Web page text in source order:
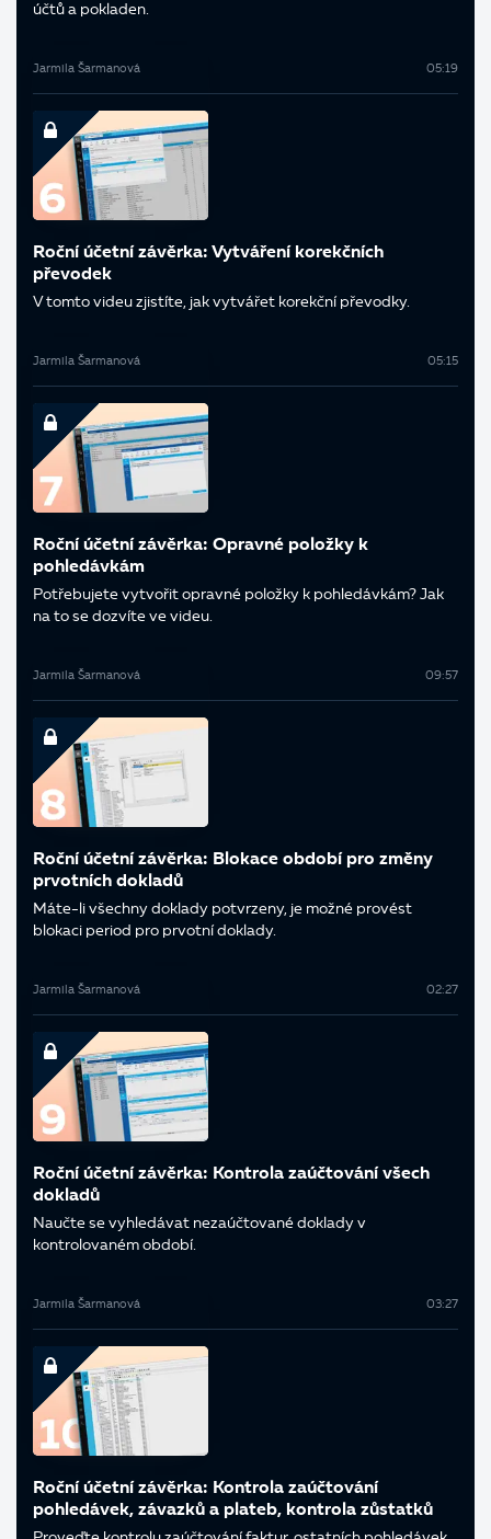
účtů a pokladen.
Jarmila Šarmanová 05:19
Roční účetní závěrka: Vytváření korekčních
převodek
V tomto videu zjistíte, jak vytvářet korekční převodky.
Jarmila Šarmanová 05:15
Roční účetní závěrka: Opravné položky k
pohledávkám
Potřebujete vytvořit opravné položky k pohledávkám? Jak
na to se dozvíte ve videu.
Jarmila Šarmanová 09:57
Roční účetní závěrka: Blokace období pro změny
prvotních dokladů
Máte-li všechny doklady potvrzeny, je možné provést
blokaci period pro prvotní doklady.
Jarmila Šarmanová 02:27
Roční účetní závěrka: Kontrola zaúčtování všech
dokladů
Naučte se vyhledávat nezaúčtované doklady v
kontrolovaném období.
Jarmila Šarmanová 03:27
Roční účetní závěrka: Kontrola zaúčtování
pohledávek, závazků a plateb, kontrola zůstatků